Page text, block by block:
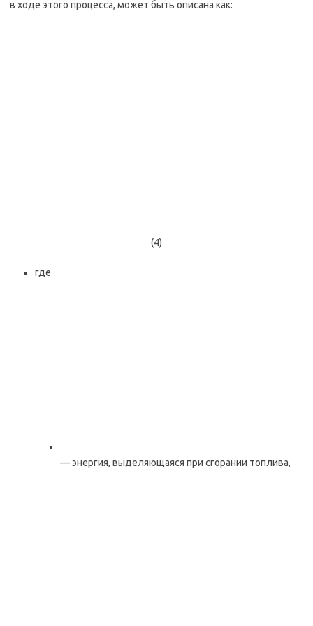
в ходе этого процесса, может быть описана как:
(4)
где
— энергия, выделяющаяся при сгорании топлива,